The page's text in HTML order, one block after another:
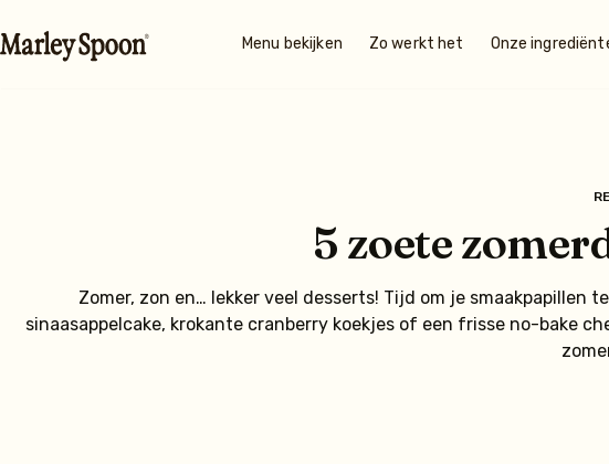
Menu bekijken Zo werkt het Onze
5 zoete
Zomer, zon en… lekker veel desserts! Tijd om je
sinaasappelcake, krokante cranberry koekjes of een frisse no-bake